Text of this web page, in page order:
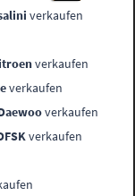
verkaufen
verkaufen
verkaufen
verkaufen
verkaufen